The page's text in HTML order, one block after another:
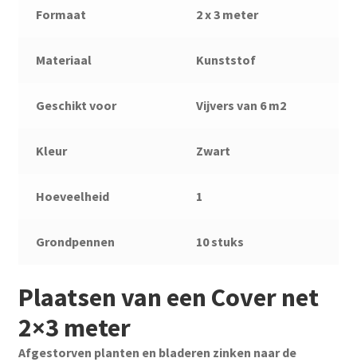
Formaat 2 x 3 meter
Materiaal Kunststof
Geschikt voor Vijvers van 6 m2
Kleur Zwart
Hoeveelheid 1
Grondpennen 10 stuks
Plaatsen van een Cover net
2×3 meter
Afgestorven planten en bladeren zinken naar de